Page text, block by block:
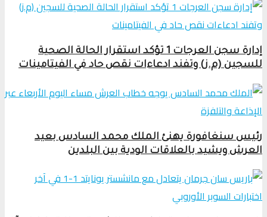
إدارة سجن العرجات 1 تؤكد استقرار الحالة الصحية
للسجين (م.ز) وتفند ادعاءات نقص حاد في الفيتامينات
رئيس سنغافورة يهنئ الملك محمد السادس بعيد
العرش ويشيد بالعلاقات الودية بين البلدين